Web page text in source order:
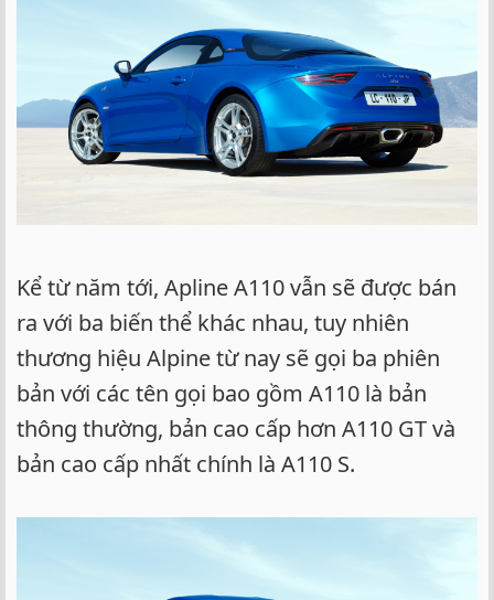
Kể từ năm tới, Apline A110 vẫn sẽ được bán
ra với ba biến thể khác nhau, tuy nhiên
thương hiệu Alpine từ nay sẽ gọi ba phiên
bản với các tên gọi bao gồm A110 là bản
thông thường, bản cao cấp hơn A110 GT và
bản cao cấp nhất chính là A110 S.